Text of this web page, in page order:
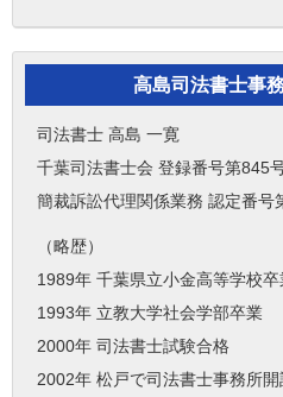
高島司法書士事
司法書士 高島 一寛
千葉司法書士会 登録番号第845
簡裁訴訟代理関係業務 認定番号
（略歴）
1989年 千葉県立小金高等学校卒
1993年 立教大学社会学部卒業
2000年 司法書士試験合格
2002年 松戸で司法書士事務所開